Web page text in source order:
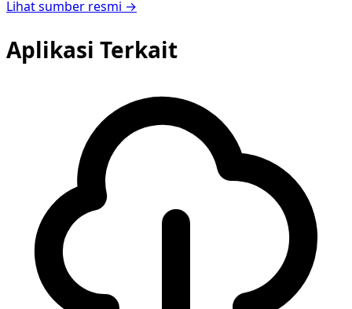
Lihat sumber resmi →
Aplikasi Terkait